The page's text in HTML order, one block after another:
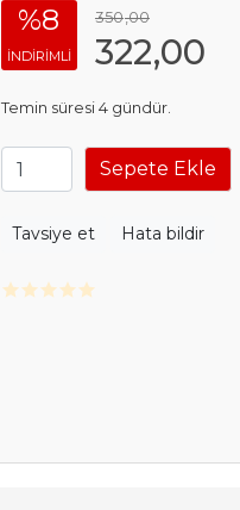
%8
INDIRIMLI
350,00
322,00
Temin süresi 4 gündür.
Sepete Ekle
Tavsiye et Hata bildir